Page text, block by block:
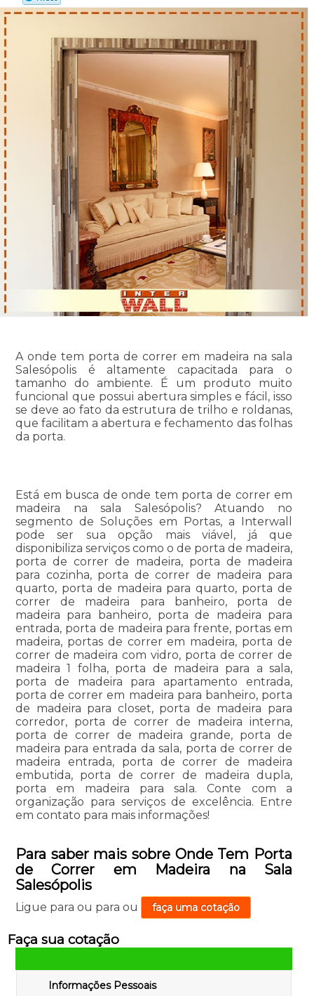
A onde tem porta de correr em madeira na sala
Salesópolis é altamente capacitada para o
tamanho do ambiente. É um produto muito
funcional que possui abertura simples e fácil, isso
se deve ao fato da estrutura de trilho e roldanas,
que facilitam a abertura e fechamento das folhas
da porta.
Está em busca de onde tem porta de correr em
madeira na sala Salesópolis? Atuando no
segmento de Soluções em Portas, a Interwall
pode ser sua opção mais viável, já que
disponibiliza serviços como o de porta de madeira,
porta de correr de madeira, porta de madeira
para cozinha, porta de correr de madeira para
quarto, porta de madeira para quarto, porta de
correr de madeira para banheiro, porta de
madeira para banheiro, porta de madeira para
entrada, porta de madeira para frente, portas em
madeira, portas de correr em madeira, porta de
correr de madeira com vidro, porta de correr de
madeira 1 folha, porta de madeira para a sala,
porta de madeira para apartamento entrada,
porta de correr em madeira para banheiro, porta
de madeira para closet, porta de madeira para
corredor, porta de correr de madeira interna,
porta de correr de madeira grande, porta de
madeira para entrada da sala, porta de correr de
madeira entrada, porta de correr de madeira
embutida, porta de correr de madeira dupla,
porta em madeira para sala. Conte com a
organização para serviços de excelência. Entre
em contato para mais informações!
Para saber mais sobre Onde Tem Porta
de Correr em Madeira na Sala
Salesópolis
Ligue para ou para ou faça uma cotação
Faça sua cotação
Informações Pessoais